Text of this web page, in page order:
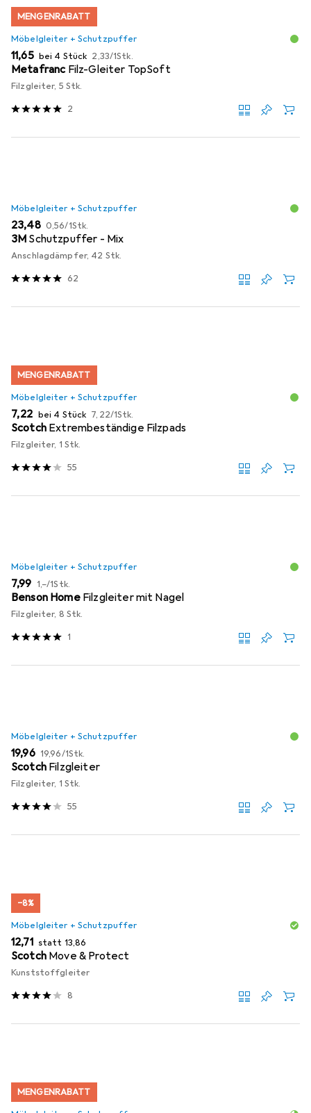
MENGENRABATT
Möbelgleiter + Schutzpuffer
EUR
11,65 bei 4 Stück EUR
2,33/1Stk.
Metafranc Filz-Gleiter TopSoft
Filzgleiter, 5 Stk.
2
Möbelgleiter + Schutzpuffer
EUR
23,48 EUR
0,56/1Stk.
3M Schutzpuffer - Mix
Anschlagdämpfer, 42 Stk.
62
MENGENRABATT
Möbelgleiter + Schutzpuffer
EUR
7,22 bei 4 Stück EUR
7,22/1Stk.
Scotch Extrembeständige Filzpads
Filzgleiter, 1 Stk.
55
Möbelgleiter + Schutzpuffer
EUR
7,99 EUR
1,–/1Stk.
Benson Home Filzgleiter mit Nagel
Filzgleiter, 8 Stk.
1
Möbelgleiter + Schutzpuffer
EUR
19,96 EUR
19,96/1Stk.
Scotch Filzgleiter
Filzgleiter, 1 Stk.
55
−8%
Möbelgleiter + Schutzpuffer
EUR
12,71 statt EUR
13,86
Scotch Move & Protect
Kunststoffgleiter
8
MENGENRABATT